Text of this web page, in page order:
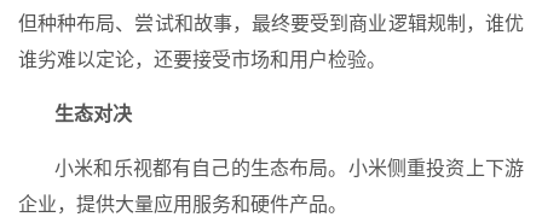
但种种布局、尝试和故事，最终要受到商业逻辑规制，谁优
谁劣难以定论，还要接受市场和用户检验。
生态对决
小米和乐视都有自己的生态布局。小米侧重投资上下游
企业，提供大量应用服务和硬件产品。